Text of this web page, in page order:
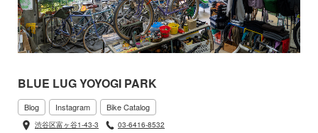
BLUE LUG YOYOGI PARK
Blog Instagram Bike Catalog
渋谷区富ヶ谷1-43-3
03-6416-8532